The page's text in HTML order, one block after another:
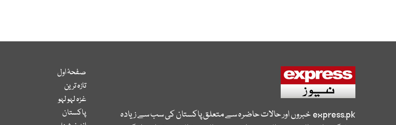
express.pkخبروں اور حالات حاضرہ سے متعلق پاکستان کی سب سے زیادہ
صفحۂ اول
تازہ ترین
غزہ لہو لہو
پاکستان